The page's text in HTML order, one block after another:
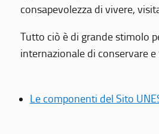
consapevolezza di vivere,
Tutto ciò è di grande stimolo
internazionale di conservare
Le componenti del Sito